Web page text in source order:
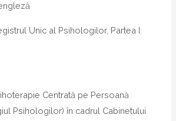
Unic al Psihologilor, Partea I:
Centrată pe Persoană
Psihologilor) în cadrul Cabinetului